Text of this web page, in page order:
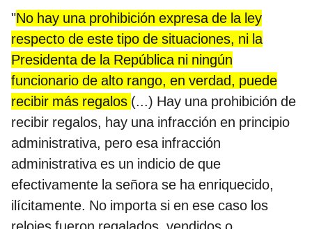
"No hay una prohibición expresa de la ley
respecto de este tipo de situaciones, ni la
Presidenta de la República ni ningún
funcionario de alto rango, en verdad, puede
recibir más regalos (...) Hay una prohibición de
recibir regalos, hay una infracción en principio
administrativa, pero esa infracción
administrativa es un indicio de que
efectivamente la señora se ha enriquecido,
ilícitamente. No importa si en ese caso los